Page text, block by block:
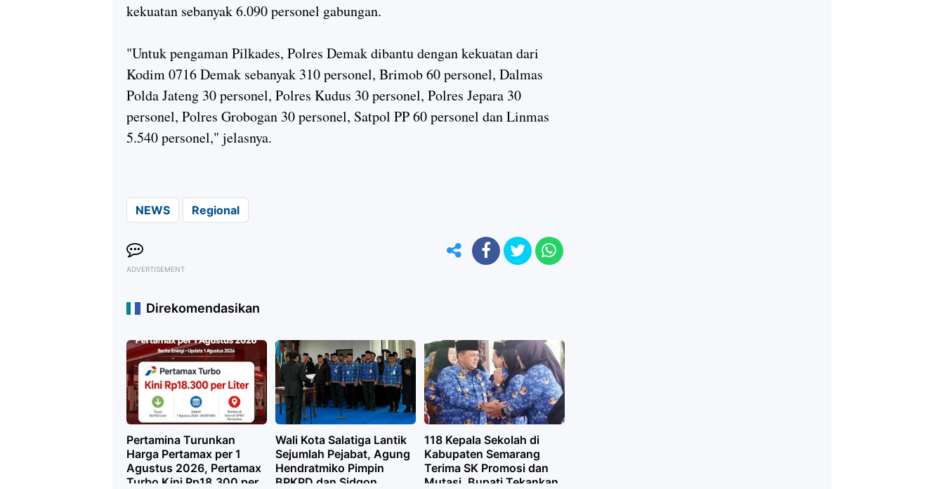
kekuatan sebanyak 6.090 personel gabungan.
"Untuk pengaman Pilkades, Polres Demak dibantu dengan kekuatan dari
Kodim 0716 Demak sebanyak 310 personel, Brimob 60 personel, Dalmas
Polda Jateng 30 personel, Polres Kudus 30 personel, Polres Jepara 30
personel, Polres Grobogan 30 personel, Satpol PP 60 personel dan Linmas
5.540 personel," jelasnya.
NEWS Regional
ADVERTISEMENT
Direkomendasikan
Pertamina Turunkan
Harga Pertamax per 1
Agustus 2026, Pertamax
Turbo Kini Rp18.300 per
Wali Kota Salatiga Lantik
Sejumlah Pejabat, Agung
Hendratmiko Pimpin
BPKPD dan Sidqon
118 Kepala Sekolah di
Kabupaten Semarang
Terima SK Promosi dan
Mutasi, Bupati Tekankan